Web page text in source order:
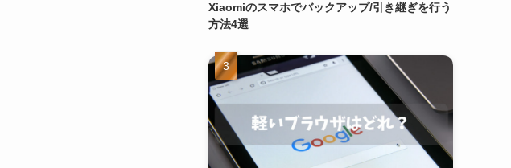
Xiaomiのスマホでバックアップ/引き継ぎを行う
方法4選